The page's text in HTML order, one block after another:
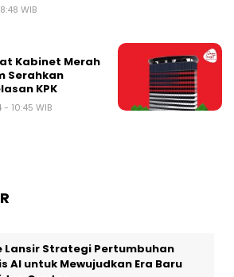
WIB
Kabinet Merah
Serahkan
KPK
10:45 WIB
Lansir Strategi Pertumbuhan
AI untuk Mewujudkan Era Baru